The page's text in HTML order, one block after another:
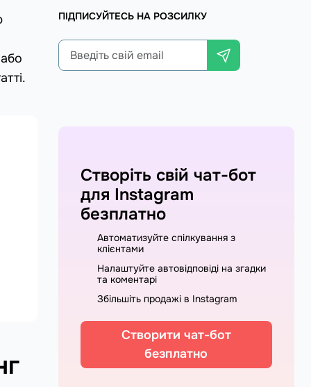
ПІДПИСУЙТЕСЬ НА РОЗСИЛКУ
Створіть свій чат-бот
для Instagram
безплатно
Автоматизуйте спілкування з
клієнтами
Налаштуйте автовідповіді на згадки
та коментарі
Збільшіть продажі в Instagram
Створити чат-бот
безплатно